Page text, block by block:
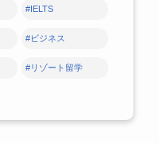
#IELTS
#ビジネス
#リゾート留学